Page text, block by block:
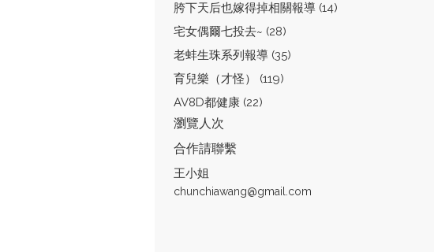
胯下天后也嫁得掉相關報導 (14)
宅女偶爾七投去~ (28)
老蚌生珠系列報導 (35)
育兒樂（才怪） (119)
AV8D都健康 (22)
瀏覽人次
合作請聯繫
王小姐
chunchiawang@gmail.com